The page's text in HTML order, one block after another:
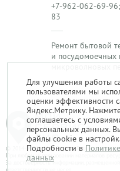
+7-962-062-69-
83
Ремонт бытовой
и посудомоечных
микроволновых
© 2014-2026. «Мой Сервис-Гид» – проект
При любом использовании материалов
За достоверность информации,
Для улучшения работы
пользователями мы
оценки эффективности
Яндекс.Метрику.
соглашаетесь с
персональных данных.
файлы cookie в
Подробности в
данных